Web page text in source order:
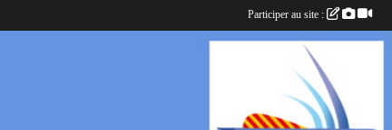
Participer au site :